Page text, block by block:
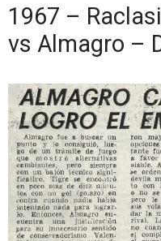
1967 –
vs Almagro –